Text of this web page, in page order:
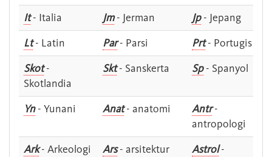
It- Italia Jm- Jerman Jp- Jepang
Lt- Latin Par- Parsi Prt- Portugis
Skot-
Skotlandia
Skt- Sanskerta Sp- Spanyol
Yn- Yunani Anat- anatomi Antr-
antropologi
Ark- Arkeologi Ars- arsitektur Astrol-